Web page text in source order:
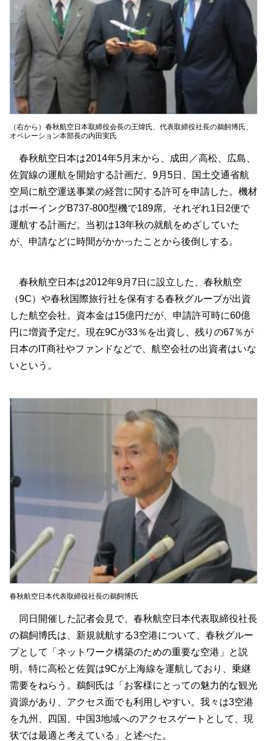
（右から）春秋航空日本取締役会長の王煒氏、代表取締役社長の鵜飼博氏、
オペレーション本部長の内田実氏
春秋航空日本は2014年5月末から、成田／高松、広島、
佐賀線の運航を開始する計画だ。9月5日、国土交通省航
空局に航空運送事業の経営に関する許可を申請した。機材
はボーイングB737-800型機で189席。それぞれ1日2便で
運航する計画だ。当初は13年秋の就航をめざしていた
が、申請などに時間がかかったことから後倒しする。
春秋航空日本は2012年9月7日に設立した、春秋航空
（9C）や春秋国際旅行社を保有する春秋グループが出資
した航空会社。資本金は15億円だが、申請許可時に60億
円に増資予定だ。現在9Cが33％を出資し、残りの67％が
日本のIT商社やファンドなどで、航空会社の出資者はいな
いという。
春秋航空日本代表取締役社長の鵜飼博氏
同日開催した記者会見で、春秋航空日本代表取締役社長
の鵜飼博氏は、新規就航する3空港について、春秋グルー
プとして「ネットワーク構築のための重要な空港」と説
明。特に高松と佐賀は9Cが上海線を運航しており、乗継
需要をねらう。鵜飼氏は「お客様にとっての魅力的な観光
資源があり、アクセス面でも利用しやすい。我々は3空港
を九州、四国、中国3地域へのアクセスゲートとして、現
状では最適と考えている」と述べた。